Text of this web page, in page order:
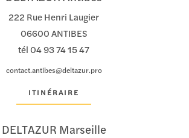
222 Rue Henri Laugier
06600 ANTIBES
tél04 93 74 15 47
contact.antibes@deltazur.pro
ITINÉRAIRE
DELTAZUR Marseille